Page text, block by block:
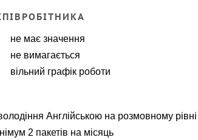
не має значення
не вимагається
вільний графік роботи
Англійською на розмовному рівні
2 пакетів на місяць